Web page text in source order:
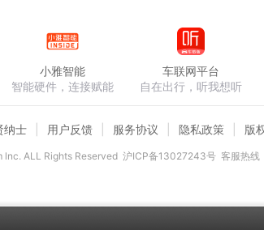
小雅智能
智能硬件，连接赋能
车联网平台
自在出行，听我想听
纳士 用户反馈 服务协议 隐私政策 版
ALL Rights Reserved 沪ICP备13027243号 客服热